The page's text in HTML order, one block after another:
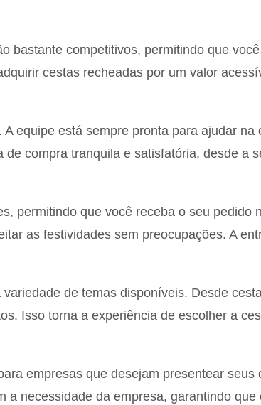
competitivos, permitindo que
cestas recheadas por um valor
equipe está sempre pronta para ajudar
compra tranquila e satisfatória, desde a
permitindo que você receba o seu pedido
as festividades sem preocupações. A
de temas disponíveis. Desde
Isso torna a experiência de escolher a
empresas que desejam presentear
necessidade da empresa, garantindo